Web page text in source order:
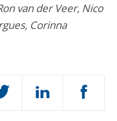
van der Veer, Nico
Corinna